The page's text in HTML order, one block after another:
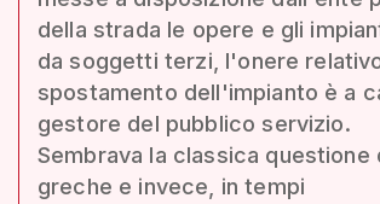
della strada le opere e gli
da soggetti terzi, l'onere
spostamento dell'impianto è a
gestore del pubblico servizio.
Sembrava la classica questione
greche e invece, in tempi